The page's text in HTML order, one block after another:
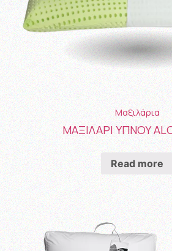
Μαξιλάρια
ΜΑΞΙΛΑΡΙ ΥΠΝΟΥ
Read more